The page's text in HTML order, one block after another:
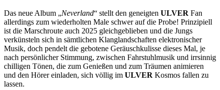
Das neue Album „Neverland“ stellt den geneigten ULVER Fan
allerdings zum wiederholten Male schwer auf die Probe! Prinzipiell
ist die Marschroute auch 2025 gleichgeblieben und die Jungs
verkünsteln sich in sämtlichen Klanglandschaften elektronischer
Musik, doch pendelt die gebotene Geräuschkulisse dieses Mal, je
nach persönlicher Stimmung, zwischen Fahrstuhlmusik und irrsinnig
chilligen Tönen, die zum Genießen und zum Träumen animieren
und den Hörer einladen, sich völlig im ULVER Kosmos fallen zu
lassen.